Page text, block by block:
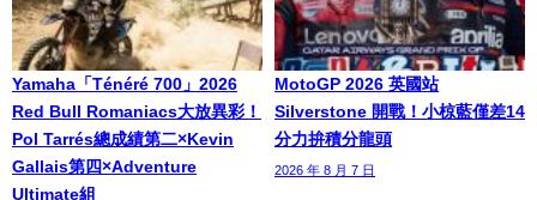
Yamaha「Ténéré 700」2026
Red Bull Romaniacs大放異彩！
Pol Tarrés總成績第二×Kevin
Gallais第四×Adventure
Ultimate組
MotoGP 2026 英國站
Silverstone 開戰！小椋藍僅差14
分力拚積分龍頭
2026 年 8 月 7 日